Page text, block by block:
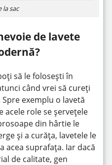
la sac
de lavete
să le folosești în
când vrei să cureți
exemplu o lavetă
acele role se șervețele
din hârtie le
și a curăța, lavetele le
acea suprafața. Iar dacă
de calitate, gen